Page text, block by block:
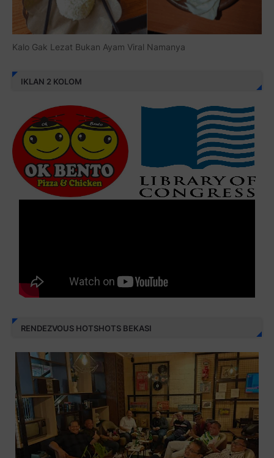
Kalo Gak Lezat Bukan Ayam Viral Namanya
IKLAN 2 KOLOM
RENDEZVOUS HOTSHOTS BEKASI